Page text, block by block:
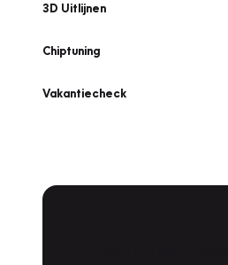
3D Uitlijnen
Chiptuning
Vakantiecheck